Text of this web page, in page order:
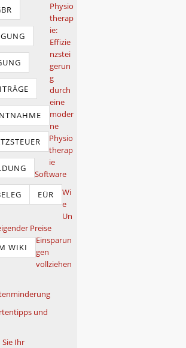
EÜR
WIKI
Physio
therap
ie:
Effizie
nzstei
gerun
g
durch
eine
moder
ne
Physio
therap
ie
Software
Wi
e
Un
Preise
Einsparun
gen
vollziehen
und
Ihr